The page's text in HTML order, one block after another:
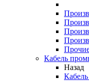
Кабель
Назад